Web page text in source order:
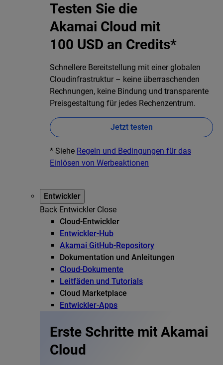
Testen Sie die
Akamai Cloud mit
100 USD an Credits*
Schnellere Bereitstellung mit einer globalen
Cloudinfrastruktur – keine überraschenden
Rechnungen, keine Bindung und transparente
Preisgestaltung für jedes Rechenzentrum.
Jetzt testen
* Siehe Regeln und Bedingungen für das
Einlösen von Werbeaktionen
Entwickler
Back Entwickler Close
Cloud-Entwickler
Entwickler-Hub
Akamai GitHub-Repository
Dokumentation und Anleitungen
Cloud-Dokumente
Leitfäden und Tutorials
Cloud Marketplace
Entwickler-Apps
Erste Schritte mit Akamai
Cloud